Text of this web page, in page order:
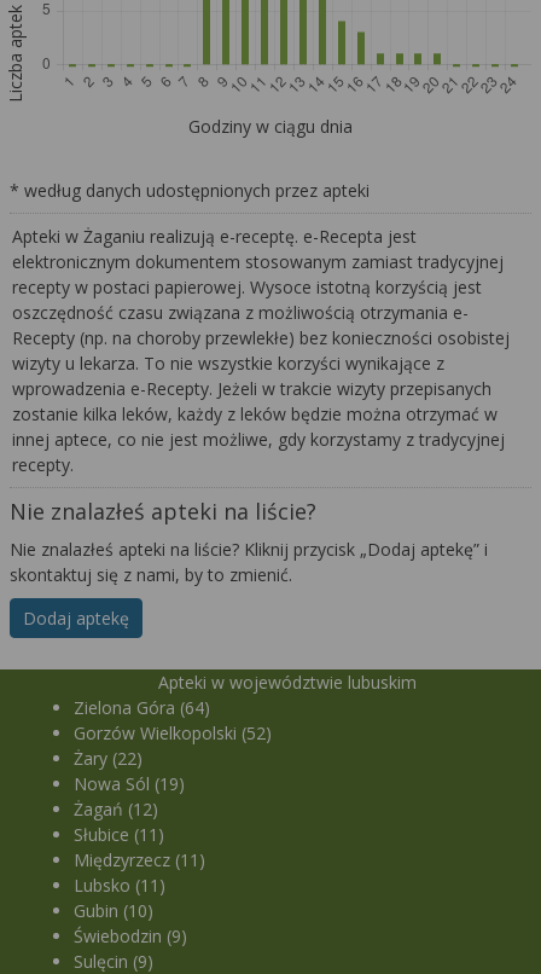
Liczba aptek
Godziny w ciągu dnia
* według danych udostępnionych przez apteki
Apteki w Żaganiu realizują e-receptę. e-Recepta jest
elektronicznym dokumentem stosowanym zamiast tradycyjnej
recepty w postaci papierowej. Wysoce istotną korzyścią jest
oszczędność czasu związana z możliwością otrzymania e-
Recepty (np. na choroby przewlekłe) bez konieczności osobistej
wizyty u lekarza. To nie wszystkie korzyści wynikające z
wprowadzenia e-Recepty. Jeżeli w trakcie wizyty przepisanych
zostanie kilka leków, każdy z leków będzie można otrzymać w
innej aptece, co nie jest możliwe, gdy korzystamy z tradycyjnej
recepty.
Nie znalazłeś apteki na liście?
Nie znalazłeś apteki na liście? Kliknij przycisk „Dodaj aptekę” i
skontaktuj się z nami, by to zmienić.
Dodaj aptekę
Apteki w województwie lubuskim
Zielona Góra (64)
Gorzów Wielkopolski (52)
Żary (22)
Nowa Sól (19)
Żagań (12)
Słubice (11)
Międzyrzecz (11)
Lubsko (11)
Gubin (10)
Świebodzin (9)
Sulęcin (9)